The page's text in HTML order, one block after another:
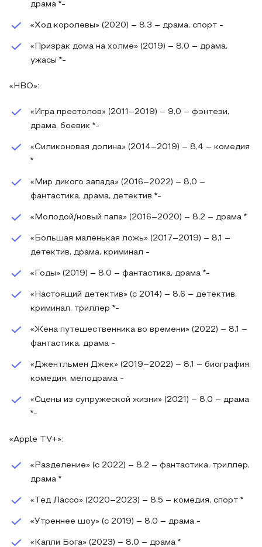
драма *-
«Ход королевы» (2020) – 8,3 – драма, спорт -
«Призрак дома на холме» (2019) – 8,0 – драма,
ужасы *-
«HBO»:
«Игра престолов» (2011–2019) – 9,0 – фэнтези,
драма, боевик *-
«Силиконовая долина» (2014–2019) – 8,4 – комедия
*
«Мир дикого запада» (2016–2022) – 8,0 –
фантастика, драма, детектив *-
«Молодой/новый папа» (2016–2020) – 8,2 – драма *
«Большая маленькая ложь» (2017–2019) – 8,1 –
детектив, драма, криминал -
«Годы» (2019) – 8,0 – фантастика, драма *-
«Настоящий детектив» (с 2014) – 8,6 – детектив,
криминал, триллер *-
«Жена путешественника во времени» (2022) – 8,1 –
фантастика, драма -
«Джентльмен Джек» (2019–2022) – 8,1 – биография,
комедия, мелодрама -
«Сцены из супружеской жизни» (2021) – 8,0 – драма
*-
«Apple TV+»:
«Разделение» (с 2022) – 8,2 – фантастика, триллер,
драма *
«Тед Лассо» (2020–2023) – 8,5 – комедия, спорт *
«Утреннее шоу» (с 2019) – 8,0 – драма -
«Капли Бога» (2023) – 8,0 – драма *